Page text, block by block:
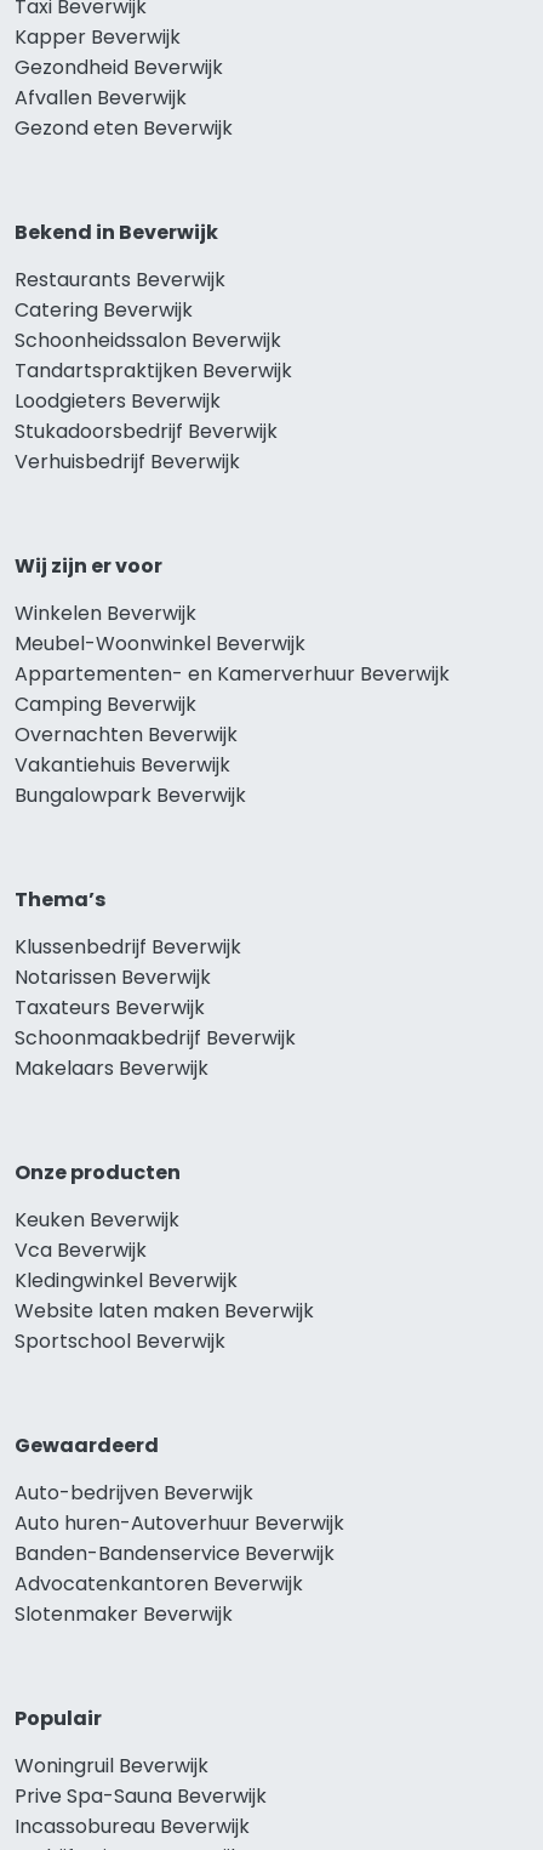
Taxi Beverwijk
Kapper Beverwijk
Gezondheid Beverwijk
Afvallen Beverwijk
Gezond eten Beverwijk
Bekend in Beverwijk
Restaurants Beverwijk
Catering Beverwijk
Schoonheidssalon Beverwijk
Tandartspraktijken Beverwijk
Loodgieters Beverwijk
Stukadoorsbedrijf Beverwijk
Verhuisbedrijf Beverwijk
Wij zijn er voor
Winkelen Beverwijk
Meubel-Woonwinkel Beverwijk
Appartementen- en Kamerverhuur Beverwijk
Camping Beverwijk
Overnachten Beverwijk
Vakantiehuis Beverwijk
Bungalowpark Beverwijk
Thema’s
Klussenbedrijf Beverwijk
Notarissen Beverwijk
Taxateurs Beverwijk
Schoonmaakbedrijf Beverwijk
Makelaars Beverwijk
Onze producten
Keuken Beverwijk
Vca Beverwijk
Kledingwinkel Beverwijk
Website laten maken Beverwijk
Sportschool Beverwijk
Gewaardeerd
Auto-bedrijven Beverwijk
Auto huren-Autoverhuur Beverwijk
Banden-Bandenservice Beverwijk
Advocatenkantoren Beverwijk
Slotenmaker Beverwijk
Populair
Woningruil Beverwijk
Prive Spa-Sauna Beverwijk
Incassobureau Beverwijk